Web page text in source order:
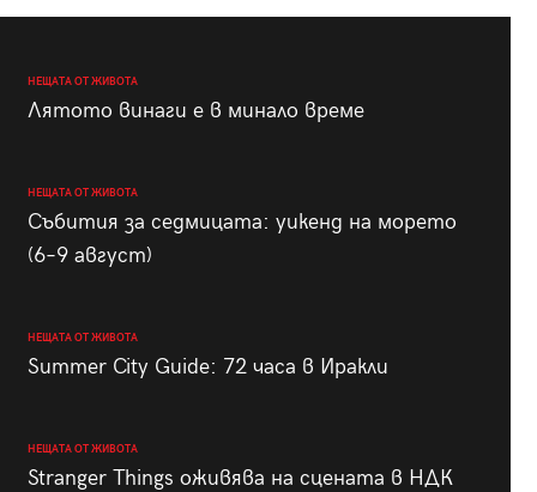
НЕЩАТА ОТ ЖИВОТА
Лятото винаги е в минало време
НЕЩАТА ОТ ЖИВОТА
Събития за седмицата: уикенд на морето
(6–9 август)
НЕЩАТА ОТ ЖИВОТА
Summer City Guide: 72 часа в Иракли
НЕЩАТА ОТ ЖИВОТА
Stranger Things оживява на сцената в НДК